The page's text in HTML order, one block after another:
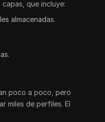
que incluye:
almacenadas.
poco a poco, pero
miles de perfiles. El